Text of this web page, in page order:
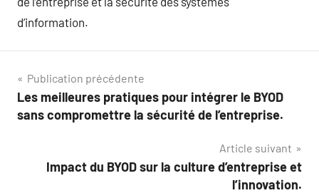
d’information.
Navigation
de
Publication précédente
Les meilleures pratiques pour intégrer le BYOD
sans compromettre la sécurité de l’entreprise.
Article suivant
Impact du BYOD sur la culture d’entreprise et
l’innovation.